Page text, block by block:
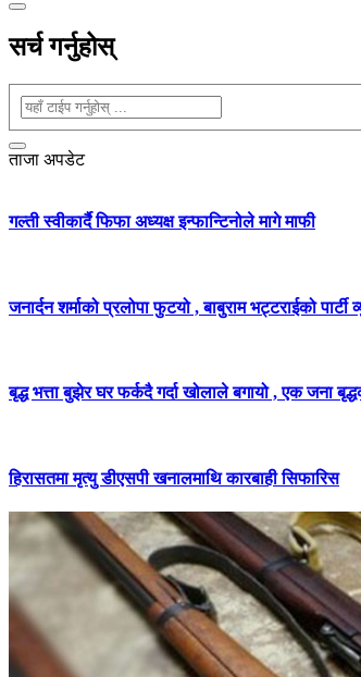
सर्च गर्नुहोस्
ताजा अपडेट
गल्ती स्वीकार्दै फिफा अध्यक्ष इन्फान्टिनोले मागे माफी
जनार्दन शर्माको प्रलोपा फुटयो , बाबुराम भट्टराईको पार्टी
बृद्ध भत्ता बुझेर घर फर्कदै गर्दा खोलाले बगायो , एक जना
हिरासतमा मृत्यु डीएसपी खनालमाथि कारबाही सिफारिस